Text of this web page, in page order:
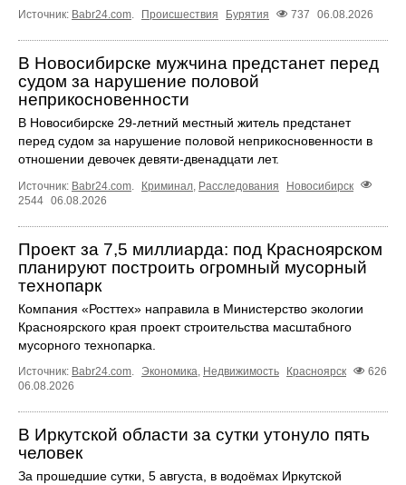
Источник: Babr24.com. Происшествия Бурятия 737 06.08.2026
В Новосибирске мужчина предстанет перед
судом за нарушение половой
неприкосновенности
В Новосибирске 29-летний местный житель предстанет
перед судом за нарушение половой неприкосновенности в
отношении девочек девяти-двенадцати лет.
Источник: Babr24.com Криминал Расследования
Новосибирск
2544 06.08.2026
Проект за 7,5 миллиарда: под Красноярском
планируют построить огромный мусорный
технопарк
Компания «Росттех» направила в Министерство экологии
Красноярского края проект строительства масштабного
мусорного технопарка.
Источник: Babr24.com Экономика Недвижимость Красноярск
626
06.08.2026
В Иркутской области за сутки утонуло пять
человек
За прошедшие сутки, 5 августа, в водоёмах Иркутской